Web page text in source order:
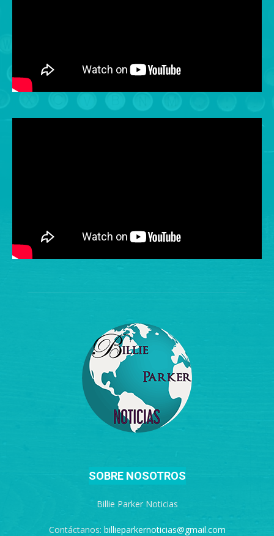
SOBRE NOSOTROS
Billie Parker Noticias
Contáctanos: billieparkernoticias@gmail.com